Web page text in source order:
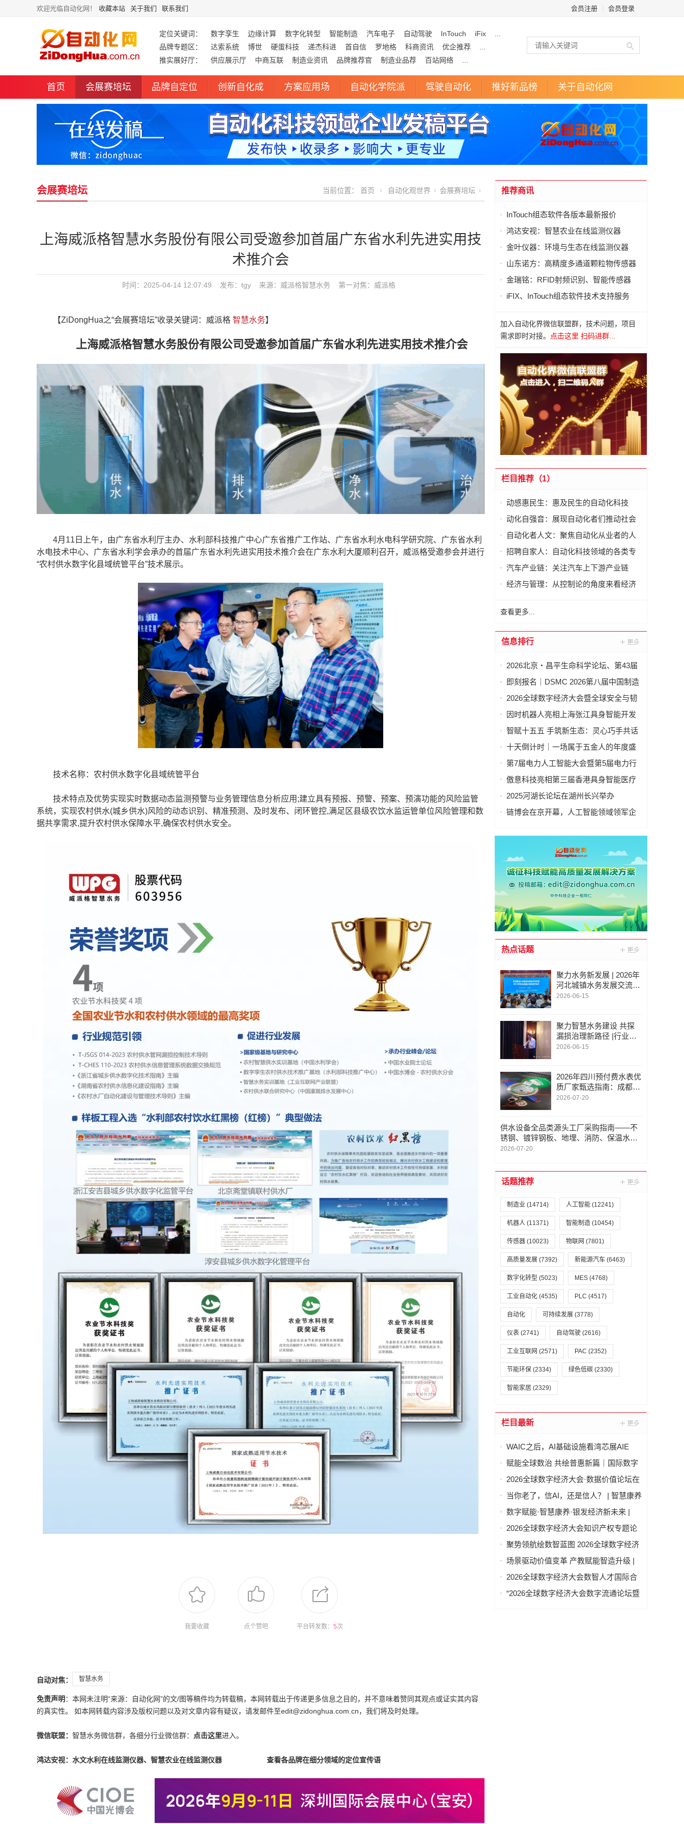
欢迎光临自动化网！ 收藏本站 关于我们 联系我们 会员注册 会员登录
定位关键词： 数字孪生 边缘计算 数字化转型 智能制造 汽车电子 自动驾驶 InTouch iFix
品牌专题区：
达索系统 博世 硬蛋科技 递杰科进 首自信 罗地格 科商资讯 优企推荐
推实展好厅：
供应展示厅 中商互联 制造业资讯 品牌推荐官 制造业品荐 百站网络
首页 会展赛培坛 品牌自定位 创新自化成 方案应用场 自动化学院派 驾驶自动化 推好新品榜 关于自动化网
会展赛培坛 当前位置： 首页 自动化观世界 会展赛培坛
上海威派格智慧水务股份有限公司受邀参加首届广东省水利先进实用技
术推介会
时间：2025-04-14 12:07:49 发布：tgy 来源：威派格智慧水务 第一对焦： 威派格
【ZiDongHua之“会展赛培坛”收录关键词：威派格 智慧水务】
上海威派格智慧水务股份有限公司受邀参加首届广东省水利先进实用技术推介会
4月11日上午，由广东省水利厅主办、水利部科技推广中心广东省推广工作站、广东省水利水电科学研究院、广东省水利
水电技术中心、广东省水利学会承办的首届广东省水利先进实用技术推介会在广东水利大厦顺利召开，威派格受邀参会并进行
“农村供水数字化县域统管平台”技术展示。
技术名称：农村供水数字化县域统管平台
技术特点及优势实现实时数据动态监测预警与业务管理信息分析应用;建立具有预报、预警、预案、预演功能的风险监管
系统，实现农村供水(城乡供水)风险的动态识别、精准预测、及时发布、闭环管控,满足区县级农饮水监运管单位风险管理和数
据共享需求,提升农村供水保障水平,确保农村供水安全。
我要收藏 点个赞吧 平台转发数： 5次
自动对焦： 智慧水务
免责声明：本网未注明“来源：自动化网”的文/图等稿件均为转载稿，本网转载出于传递更多信息之目的，并不意味着赞同其观点或证实其内容
的真实性。 如本网转载内容涉及版权问题以及对文章内容有疑议，请发邮件至edit@zidonghua.com.cn，我们将及时处理。
微信联盟： 智慧水务微信群，各细分行业微信群： 点击这里进入。
鸿达安视：水文水利在线监测仪器、智慧农业在线监测仪器 查看各品牌在细分领域的定位宣传语
推荐商讯
InTouch组态软件各版本最新报价
鸿达安视：智慧农业在线监测仪器
金叶仪器：环境与生态在线监测仪器
山东诺方：高精度多通道颗粒物传感器
金瑞铭：RFID射频识别、智能传感器
iFIX、InTouch组态软件技术支持服务
加入自动化界微信联盟群，技术问题，项目
需求即时对接。
点击这里 扫码进群...
栏目推荐（1）
动感惠民生：惠及民生的自动化科技
动化自强音：展现自动化者们推动社会
进步发出的响亮声音
自动化者人文：聚焦自动化从业者的人
文思考
招聘自家人：自动化科技领域的各类专
家及人才需求资讯
汽车产业链：关注汽车上下游产业链
经济与管理：从控制论的角度来看经济
查看更多...
信息排行
2026北京・昌平生命科学论坛、第43届
全国医药工业信息年会在京开幕
即刻报名｜DSMC 2026第八届中国制造
业&新能源数智峰会全新启程！
2026全球数字经济大会暨全球安全与韧
性经济AI论坛在京隆重召开
因时机器人亮相上海张江具身智能开发
者大会
智赋十五五 手筑新生态：灵心巧手共话
具身智能新基建
十天倒计时｜一场属于五金人的年度盛
会，即将启幕！
第7届电力人工智能大会暨第5届电力行
业数字化转型大会，10月相约杭州！
傲意科技亮相第三届香港具身智能医疗
科技论坛，共同探讨医疗科技企业出海
2025河湖长论坛在湖州长兴举办
链博会在京开幕，人工智能领域领军企
热点话题
聚力水务新发展 | 2026年
河北城镇水务发展交流会
圆满落幕，威派格助力行
2026-06-15
聚力智慧水务建设 共探
漏损治理新路径 |行业交
流研讨会圆满举办
2026-06-15
2026年四川预付费水表优
质厂家甄选指南：成都旋
翼式水表/成都智能水表/
2026-07-20
供水设备全品类源头工厂采购指南——不
锈钢、镀锌钢板、地埋、消防、保温水箱
及变频供水设备、消防泵优选品牌深度解
2026-07-20
话题推荐
制造业 (14714) 人工智能 (12241)
机器人 (11371) 智能制造 (10454)
传感器 (10023) 物联网 (7801)
高质量发展 (7392) 新能源汽车 (6463)
数字化转型 (5023) MES (4768)
工业自动化 (4535) PLC (4517)
自动化 可持续发展 (3778)
仪表 (2741) 自动驾驶 (2616)
工业互联网 (2571) PAC (2352)
节能环保 (2334) 绿色低碳 (2330)
智能家居 (2329)
栏目最新
WAIC之后，AI基础设施看湾芯展AIE
赋能全球数治 共绘普惠新篇｜国际数字
经济治理与领军人才能力建设项目（第
2026全球数字经济大会·数据价值论坛在
北京隆重举行
当你老了，信AI，还是信人？ | 智慧康养
论坛上，这个问题激辩了数个小时
数字赋能·智慧康养·银发经济新未来 |
2026全球数字经济大会—智慧康养产业
2026全球数字经济大会知识产权专题论
坛 “知识产权赋能新质生产力发展” 成功
聚势领航绘数智蓝图 2026全球数字经济
大会物联网与智慧城市专题论坛成功举
场景驱动价值变革 产教赋能智造升级 |
2026全球数字经济大会AI+制造场景落地
2026全球数字经济大会数智人才国际合
作论坛在京举办
“2026全球数字经济大会数字流通论坛暨